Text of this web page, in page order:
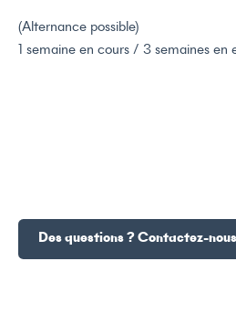
(Alternance possible)
1 semaine en cours / 3 semaines en
Des questions ? Contactez-nous